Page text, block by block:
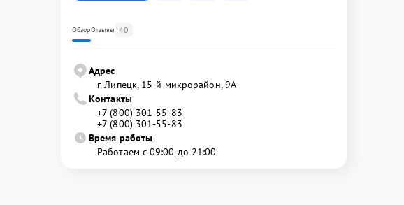
ОбзорОтзывы 40
Адрес
г. Липецк, 15-й микрорайон, 9А
Контакты
+7 (800) 301-55-83
+7 (800) 301-55-83
Время работы
Работаем с 09:00 до 21:00